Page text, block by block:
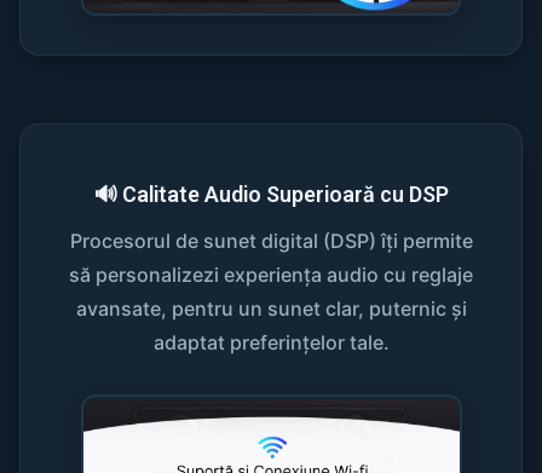
🔊 Calitate Audio Superioară cu DSP
Procesorul de sunet digital (DSP) îți permite
să personalizezi experiența audio cu reglaje
avansate, pentru un sunet clar, puternic și
adaptat preferințelor tale.